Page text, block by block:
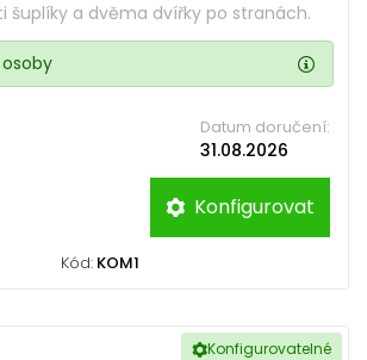
šuplíky a dvěma dvířky po stranách.
osoby
Datum doručení:
31.08.2026
Konfigurovat
Kód: KOM1
Konfigurovatelné